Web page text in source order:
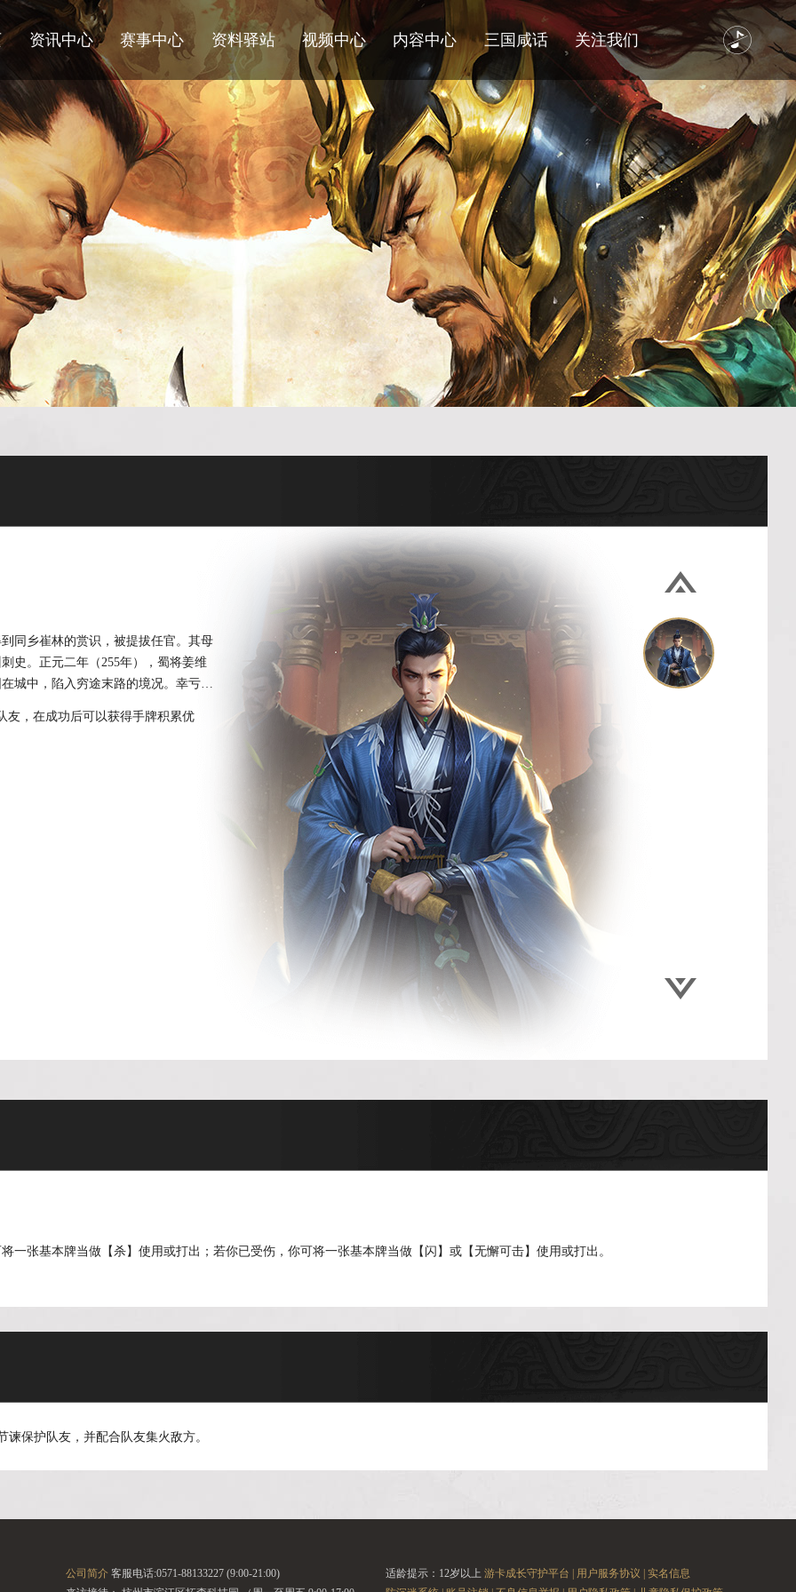
资讯中心 赛事中心 资料驿站 视频中心 内容中心 三国咸话 关注我们
同乡崔林的赏识，被提拔任官。其母
史。正元二年（255年），蜀将姜维
城中，陷入穷途末路的境况。幸亏得
司马昭的计划。王经进谏，但曹髦
友，在成功后可以获得手牌积累优
一张基本牌当做【杀】使用或打出；若你已受伤，你可将一张基本牌当做【闪】或【无懈可击】使用或打出。
保护队友，并配合队友集火敌方。
公司简介 客服电话:0571-88133227 (9:00-21:00)
适龄提示：12岁以上 游卡成长守护平台 | 用户服务协议 |
实名信息